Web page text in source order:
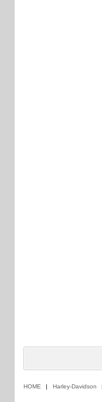
HOME Harley-Davidson